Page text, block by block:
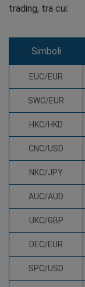
trading, tra cui:
Simboli
EUC/EUR
SWC/EUR
HKC/HKD
CNC/USD
NKC/JPY
AUC/AUD
UKC/GBP
DEC/EUR
SPC/USD